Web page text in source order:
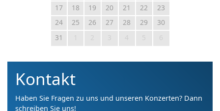
17
18 19 20 21 22
23
24
25 26 27 28 29
30
31
2 3 4 5 6
Kontakt
Haben Sie Fragen zu uns und unseren Konzerten? Dann
schreiben Sie uns!